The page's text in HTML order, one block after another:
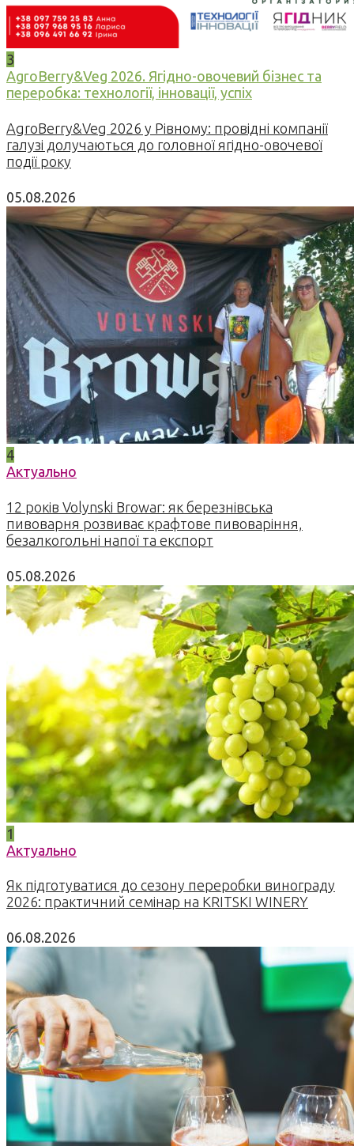
3
AgroBerry&Veg 2026. Ягідно-овочевий бізнес та
переробка: технології, інновації, успіх
AgroBerry&Veg 2026 у Рівному: провідні компанії
галузі долучаються до головної ягідно-овочевої
події року
05.08.2026
4
Актуально
12 років Volynski Browar: як березнівська
пивоварня розвиває крафтове пивоваріння,
безалкогольні напої та експорт
05.08.2026
1
Актуально
Як підготуватися до сезону переробки винограду
2026: практичний семінар на KRITSKI WINERY
06.08.2026